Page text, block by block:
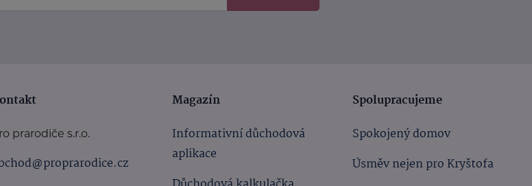
prarodiče s.r.o.
Magazín
Informativní důchodová
aplikace
Spolupracujeme
Spokojený domov
Úsměv nejen pro Kryštofa